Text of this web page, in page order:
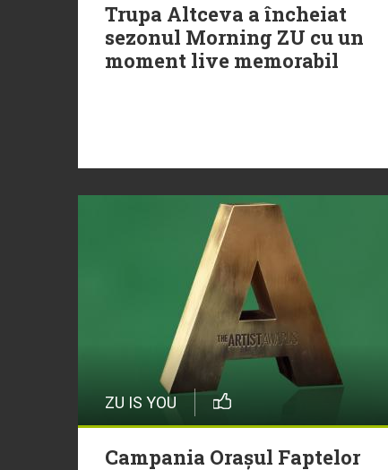
Trupa Altceva a încheiat
sezonul Morning ZU cu un
moment live memorabil
ZU IS YOU
Campania Orașul Faptelor